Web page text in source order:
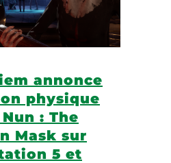
annonce
physique
: The
Mask sur
5 et